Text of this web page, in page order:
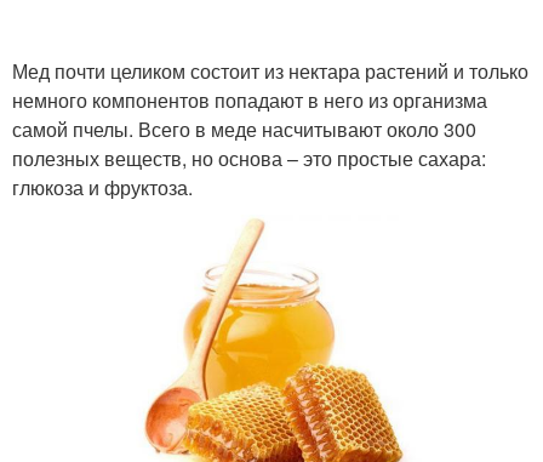
Мед на волосы Мед для укрепления
Средства на меде
Мед почти целиком состоит из нектара растений и только
немного компонентов попадают в него из организма
самой пчелы. Всего в меде насчитывают около 300
полезных веществ, но основа – это простые сахара:
глюкоза и фруктоза.